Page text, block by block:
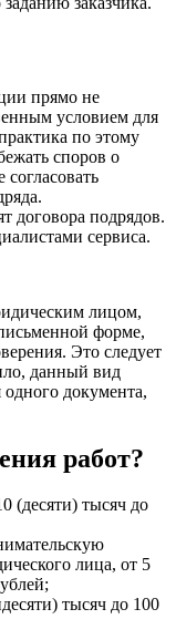
прямо не
условием для
по этому
споров о
договора подрядов.
сервиса.
лицом,
форме,
Это следует
данный вид
одного документа,
работ?
(десяти) тысяч до
лица, от 5
тысяч до 100